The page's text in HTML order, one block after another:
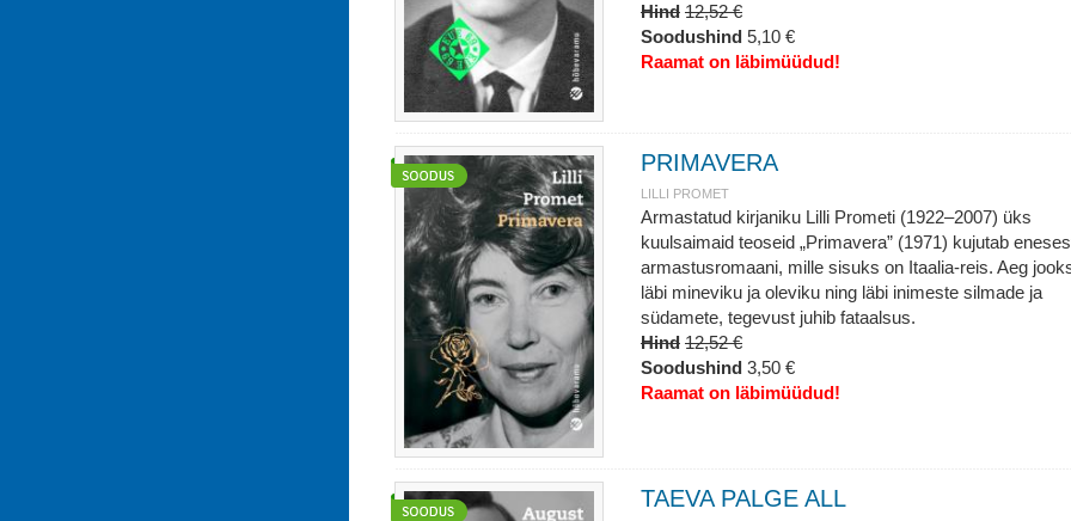
Hind 12,52 €
Soodushind 5,10 €
Raamat on läbimüüdud!
PRIMAVERA
LILLI PROMET
Armastatud kirjaniku Lilli Prometi (1922–2007) üks
kuulsaimaid teoseid „Primavera” (1971) kujutab
armastusromaani, mille sisuks on Itaalia-reis. Aeg
läbi mineviku ja oleviku ning läbi inimeste silmade ja
südamete, tegevust juhib fataalsus.
Hind 12,52 €
Soodushind 3,50 €
Raamat on läbimüüdud!
TAEVA PALGE ALL